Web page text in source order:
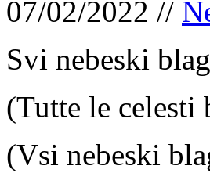
07/02/2022 //
Svi nebeski
(Tutte le celesti
(Vsi nebeski